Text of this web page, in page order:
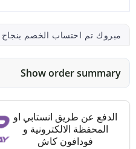
مبروك تم احتساب الخصم بنجاح
Show order summary
الدفع عن طريق انستابي او
المحفظة الالكترونية و
فودافون كاش